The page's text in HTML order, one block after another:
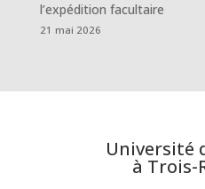
l’expédition facultaire
21 mai 2026
Université
à Trois-